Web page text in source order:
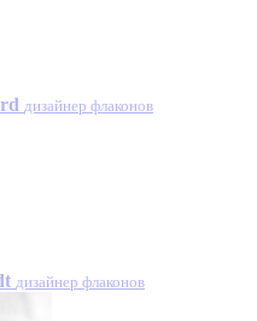
дизайнер флаконов
дизайнер флаконов